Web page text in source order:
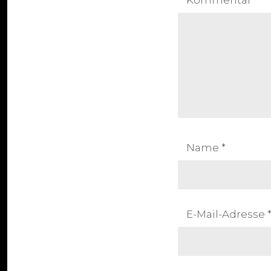
Name *
E-Mail-Adresse *